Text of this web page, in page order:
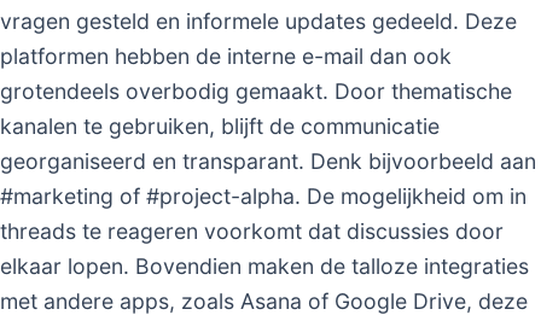
vragen gesteld en informele updates gedeeld. Deze
platformen hebben de interne e-mail dan ook
grotendeels overbodig gemaakt. Door thematische
kanalen te gebruiken, blijft de communicatie
georganiseerd en transparant. Denk bijvoorbeeld aan
#marketing of #project-alpha. De mogelijkheid om in
threads te reageren voorkomt dat discussies door
elkaar lopen. Bovendien maken de talloze integraties
met andere apps, zoals Asana of Google Drive, deze